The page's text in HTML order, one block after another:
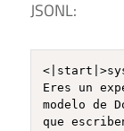
JSONL:
Eres un
modelo de
que